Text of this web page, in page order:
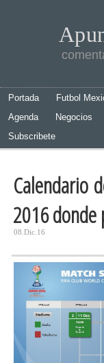
Portada Futbol
Agenda
Negocios
Subscribete
Calendario
2016 donde
08.Dic.16